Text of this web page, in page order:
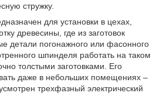
стружку.
для установки в цехах,
древесины, где из заготовок
детали погонажного или фасонного
шпинделя работать на таком
толстыми заготовками. Его
даже в небольших помещениях –
трехфазный электрический